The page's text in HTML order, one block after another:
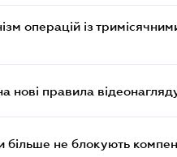
операцій із
нові правила
не блокують